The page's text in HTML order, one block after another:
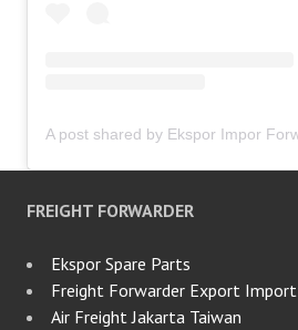
FREIGHT FORWARDER
Ekspor Spare Parts
Freight Forwarder Export Import
Air Freight Jakarta Taiwan